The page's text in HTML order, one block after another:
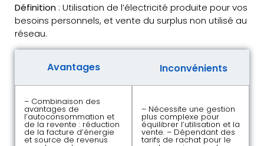
Définition : Utilisation de l’électricité produite pour vos
besoins personnels, et vente du surplus non utilisé au
réseau.
Avantages Inconvénients
– Combinaison des
avantages de
l’autoconsommation et
de la revente : réduction
de la facture d’énergie
et source de revenus
– Nécessite une gestion
plus complexe pour
équilibrer l’utilisation et la
vente. – Dépendant des
tarifs de rachat pour le